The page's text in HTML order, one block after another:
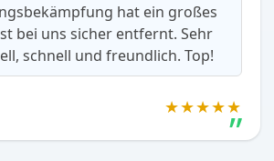
hat ein großes
bei uns sicher entfernt. Sehr
schnell und freundlich. Top!
★★★★★